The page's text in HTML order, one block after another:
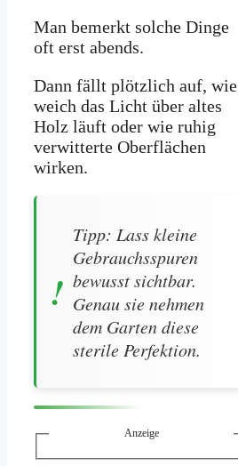
Man bemerkt solche Dinge
oft erst abends.
Dann fällt plötzlich auf, wie
weich das Licht über altes
Holz läuft oder wie ruhig
verwitterte Oberflächen
wirken.
Tipp: Lass kleine
Gebrauchsspuren
bewusst sichtbar.
Genau sie nehmen
dem Garten diese
sterile Perfektion.
Anzeige